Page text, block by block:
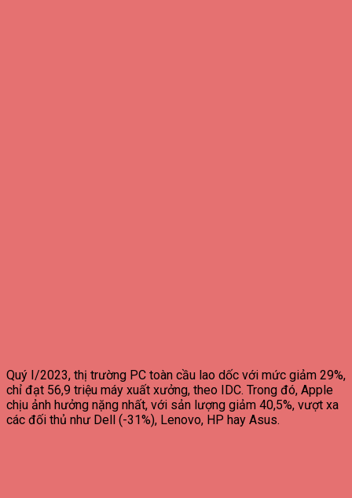
Quý I/2023, thị trường PC toàn cầu lao dốc với mức giảm 29%,
chỉ đạt 56,9 triệu máy xuất xưởng, theo IDC. Trong đó, Apple
chịu ảnh hưởng nặng nhất, với sản lượng giảm 40,5%, vượt xa
các đối thủ như Dell (-31%), Lenovo, HP hay Asus.